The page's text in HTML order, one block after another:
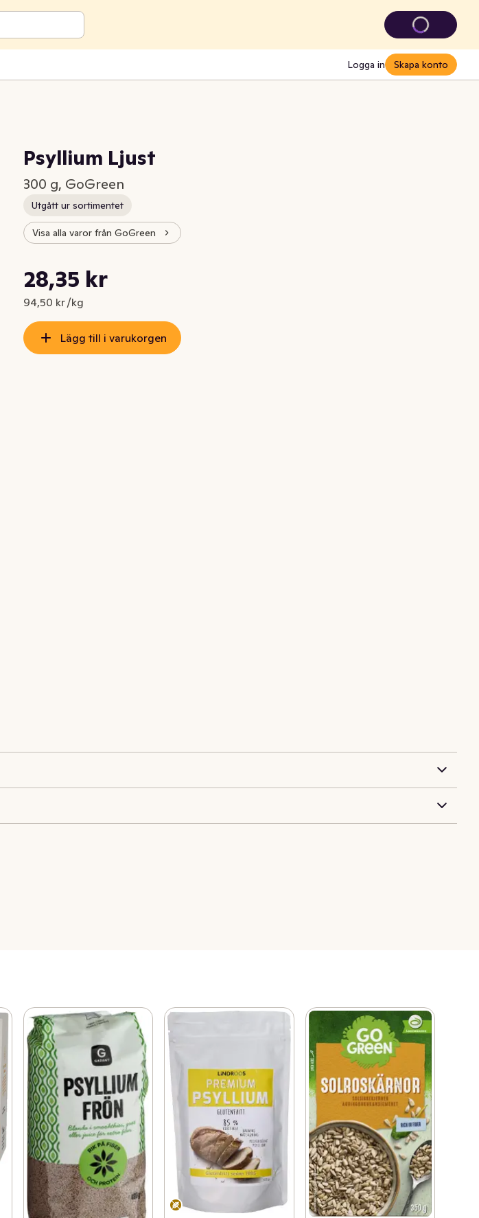
Logga in Skapa konto
Psyllium Ljust
300 g, GoGreen
Utgått ur sortimentet
Visa alla varor från GoGreen
Nuvarande pris är: 28,35 kr
28,35 kr
94,50 kr /kg
Styckpris: 94,50 kr /kg
Lägg till i varukorgen